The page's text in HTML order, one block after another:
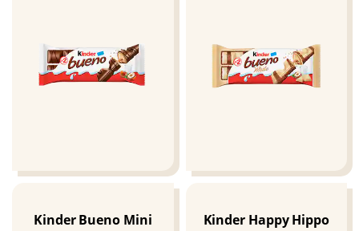
Kinder Bueno Mini
Kinder Happy Hippo